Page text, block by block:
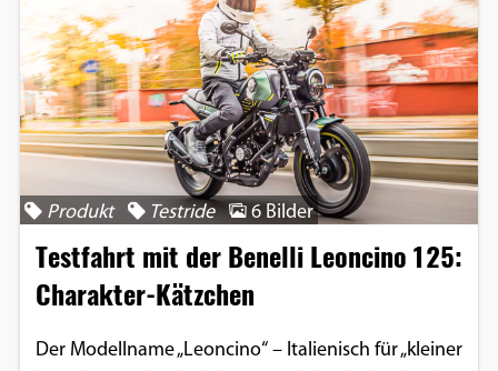
Produkt Testride 6 Bilder
Testfahrt mit der Benelli Leoncino 125:
Charakter-Kätzchen
Der Modellname „Leoncino“ – Italienisch für „kleiner